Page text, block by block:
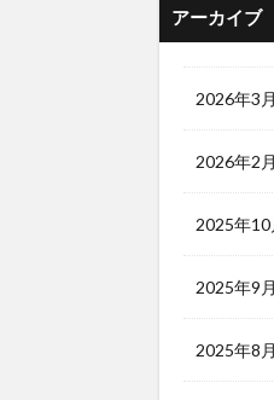
アーカイブ
2026年3月
2026年2月
2025年10
2025年9月
2025年8月